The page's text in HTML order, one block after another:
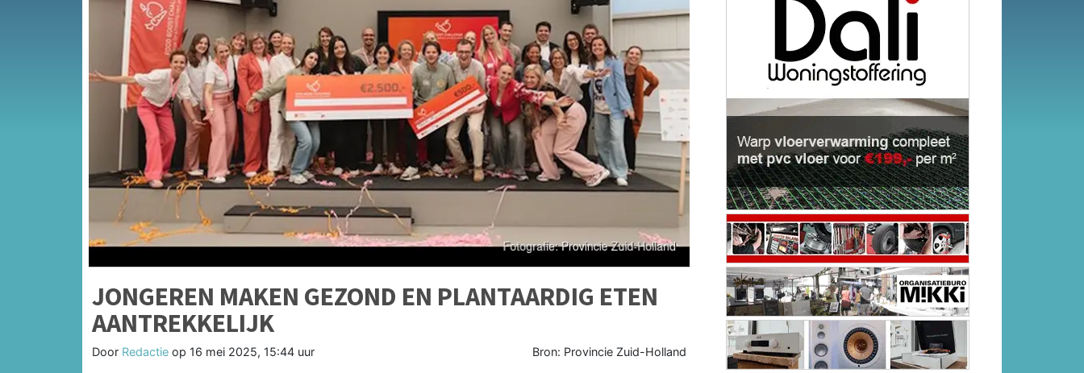
JONGEREN MAKEN GEZOND EN PLANTAARDIG ETEN
AANTREKKELIJK
Door Redactie op 16 mei 2025, 15:44 uur Bron: Provincie Zuid-Holland